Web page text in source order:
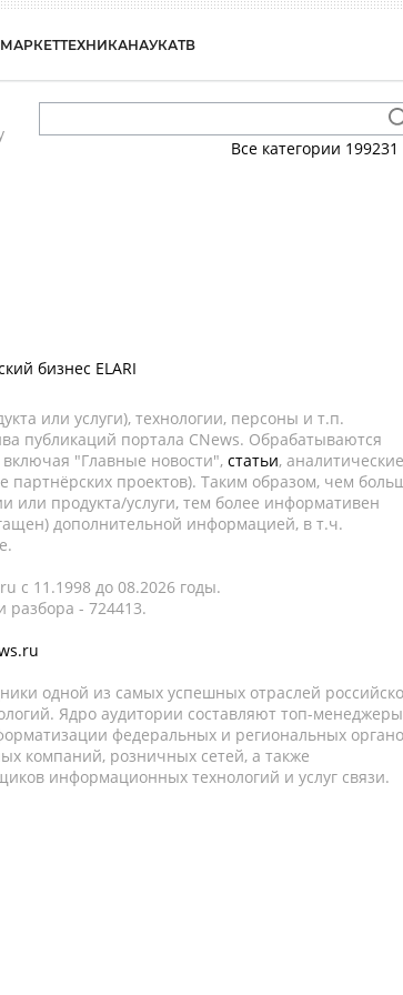
МАРКЕТТЕХНИКАНАУКАТВ
Все категории 199231
бизнес ELARI
или услуги), технологии, персоны и т.п.
публикаций портала CNews. Обрабатываются
включая "Главные новости", статьи, аналитические
проектов). Таким образом, чем
продукта/услуги, тем более информативен
дополнительной информацией, в т.ч.
c 11.1998 до 08.2026 годы.
разбора - 724413.
одной из самых успешных отраслей
Ядро аудитории составляют топ-
федеральных и региональных
компаний, розничных сетей, а также
информационных технологий и услуг связи.